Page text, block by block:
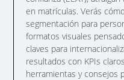
en matrículas. Verás
segmentación para
formatos visuales
claves para
resultados con KPIs
herramientas y consejos